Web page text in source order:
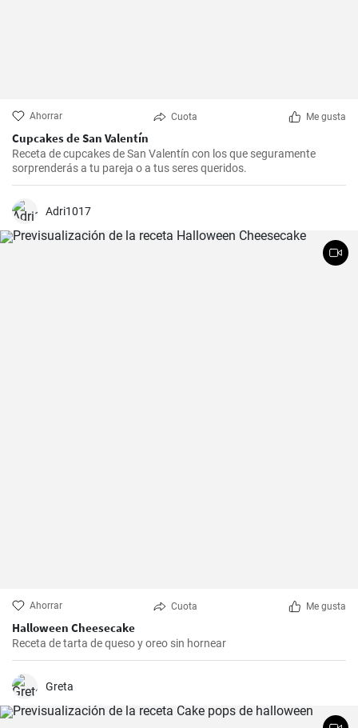
Ahorrar Cuota Me gusta
Cupcakes de San Valentín
Receta de cupcakes de San Valentín con los que seguramente
sorprenderás a tu pareja o a tus seres queridos.
Adri1017
Ahorrar Cuota Me gusta
Halloween Cheesecake
Receta de tarta de queso y oreo sin hornear
Greta